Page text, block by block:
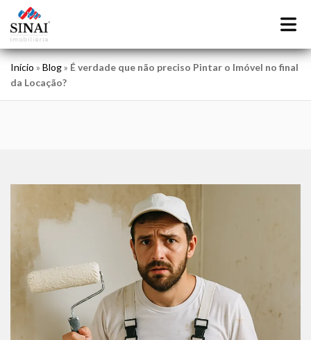
Início » Blog» É verdade que não preciso Pintar o Imóvel no final
da Locação?